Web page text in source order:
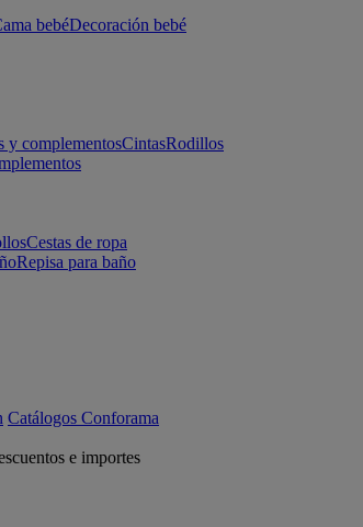
bebéDecoración bebé
y complementosCintasRodillos
Cestas de ropa
Repisa para baño
Catálogos Conforama
e importes